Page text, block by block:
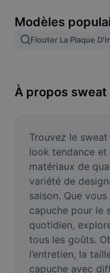
Fusion d'images
Redimensionner
Générateur de
AI Text Remover
AI People Remover
AI Inpainting
Face Cutout
Modèles
Flouter La Plaque
À propos sweat
Trouvez le
look tendance
matériaux de
variété de
saison. Que
capuche pour le
quotidien,
tous les goûts.
l’entretien, la
capuche avec